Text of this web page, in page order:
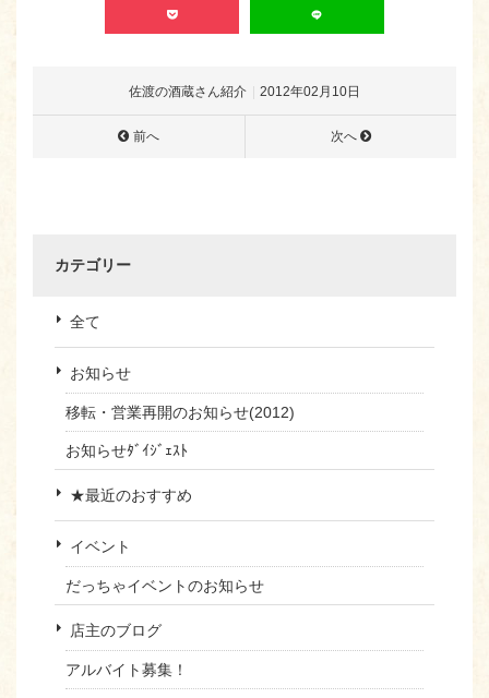
佐渡の酒蔵さん紹介 2012年02月10日
前へ 次へ
カテゴリー
全て
お知らせ
移転・営業再開のお知らせ(2012)
お知らせﾀﾞｲｼﾞｪｽﾄ
★最近のおすすめ
イベント
だっちゃイベントのお知らせ
店主のブログ
アルバイト募集！